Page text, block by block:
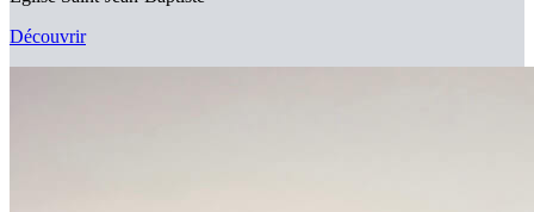
Découvrir